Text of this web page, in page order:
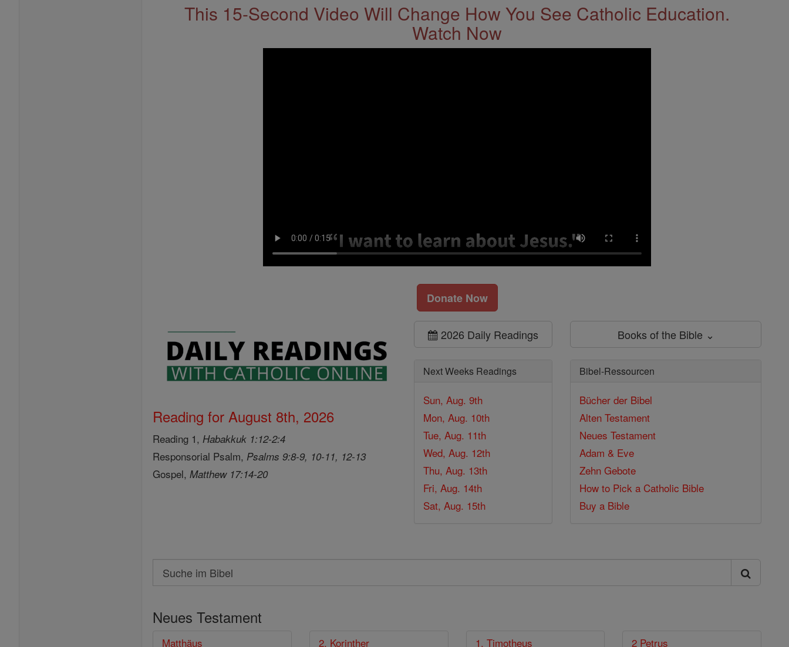
This 15-Second Video Will Change How You See Catholic Education.
Watch Now
Donate Now
Reading for August 8th, 2026
Reading 1, Habakkuk 1:12-2:4
Responsorial Psalm, Psalms 9:8-9, 10-11, 12-13
Gospel,Matthew 17:14-20
2026 Daily Readings
Next Weeks Readings
Sun, Aug. 9th
Mon, Aug. 10th
Tue, Aug. 11th
Wed, Aug. 12th
Thu, Aug. 13th
Fri, Aug. 14th
Sat, Aug. 15th
Books of the Bible ⌄
Bibel-Ressourcen
Bücher der Bibel
Alten Testament
Neues Testament
Adam & Eve
Zehn Gebote
How to Pick a Catholic Bible
Buy a Bible
Search
Suche
Bibel
Neues Testament
Matthäus
2. Korinther
1. Timotheus
2 Petrus